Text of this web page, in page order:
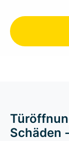
Schäden